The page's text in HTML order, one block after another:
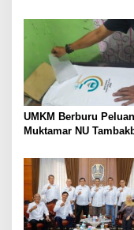
UMKM Berburu
Muktamar NU